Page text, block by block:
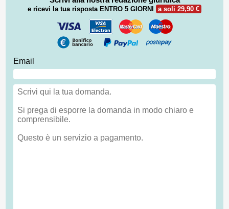
e ricevi la tua risposta ENTRO 5 GIORNI a soli 29,90 €
Email